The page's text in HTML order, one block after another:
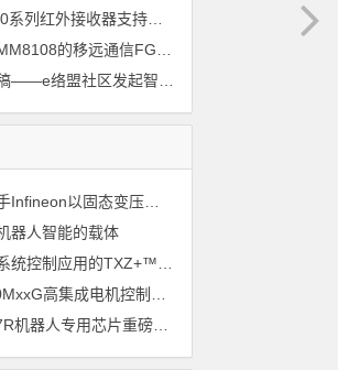
Vishay TSOP15300系列红外接收器支持所有主流遥控代码
2026年
大联大诠鼎集团携手Infineon以固态变压器重构配电效率新标杆
器人智能的载体
兆易创新GD32H77R机器人专用芯片重磅亮相，精准赋能伺服驱动与关节控制